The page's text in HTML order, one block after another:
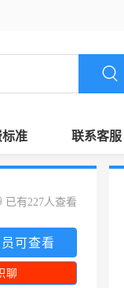
标准 联系客服
已有227人查看
可查看
聊